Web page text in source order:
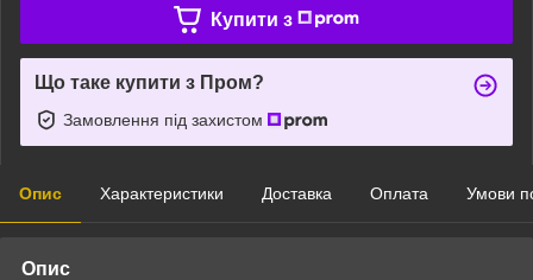
Купити з
Що таке купити з Пром?
Замовлення під захистом
Опис Характеристики Доставка Оплата Умови
Опис